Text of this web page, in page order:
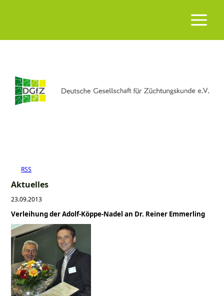
RSS
Aktuelles
23.09.2013
Verleihung der Adolf-Köppe-Nadel an Dr. Reiner Emmerling